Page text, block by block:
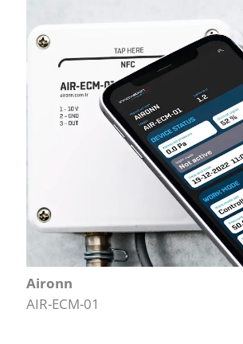
Aironn
AIR-ECM-01